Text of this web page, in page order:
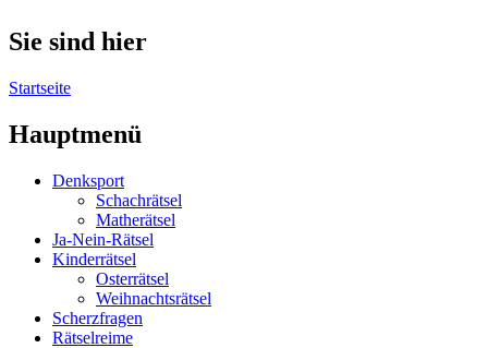
Sie sind hier
Startseite
Hauptmenü
Denksport
Schachrätsel
Matherätsel
Ja-Nein-Rätsel
Kinderrätsel
Osterrätsel
Weihnachtsrätsel
Scherzfragen
Rätselreime